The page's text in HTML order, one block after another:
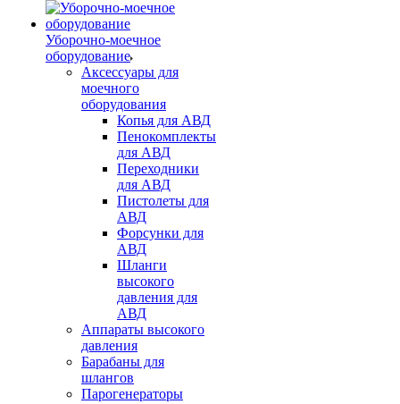
Уборочно-моечное
оборудование
Аксессуары для
моечного
оборудования
Копья для АВД
Пенокомплекты
для АВД
Переходники
для АВД
Пистолеты для
АВД
Форсунки для
АВД
Шланги
высокого
давления для
АВД
Аппараты высокого
давления
Барабаны для
шлангов
Парогенераторы